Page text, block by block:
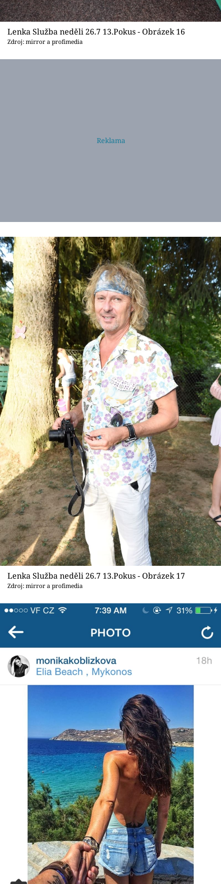
Lenka Služba neděli 26.7 13.Pokus - Obrázek 16
Zdroj: mirror a profimedia
Lenka Služba neděli 26.7 13.Pokus - Obrázek 17
Zdroj: mirror a profimedia